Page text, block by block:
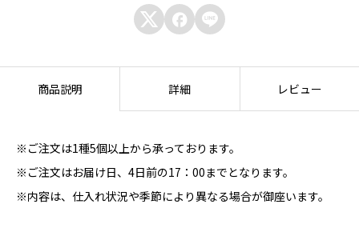
唐
弁
当
（
  
商品説明 詳細 レビュー
※ご注文は1種5個以上から承っております。
※ご注文はお届け日、4日前の17：00までとなります。
※内容は、仕入れ状況や季節により異なる場合が御座います。